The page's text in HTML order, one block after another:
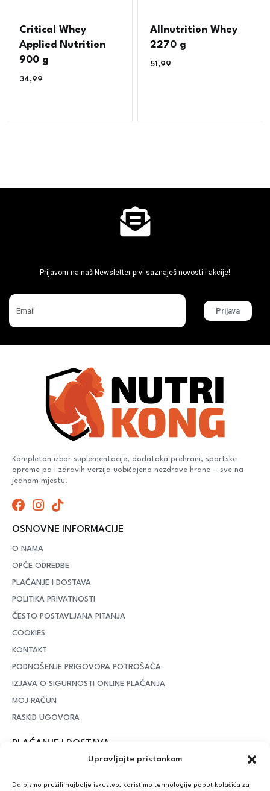
Upravljajte pristankom
Da bismo pružili najbolje iskustvo, koristimo tehnologije poput kolačića za
Critical Whey
Applied Nutrition
900 g
34,99
Allnutrition Whey
2270 g
51,99
Prijavom na naš Newsletter prvi saznaješ novosti i akcije!
Prijava
Kompletan izbor suplementacije, dodataka prehrani, sportske
opreme pa i zdravih verzija uobičajeno nezdrave hrane – sve na
jednom mjestu.
OSNOVNE INFORMACIJE
O NAMA
OPĆE ODREDBE
PLAĆANJE I DOSTAVA
POLITIKA PRIVATNOSTI
ČESTO POSTAVLJANA PITANJA
COOKIES
KONTAKT
PODNOŠENJE PRIGOVORA POTROŠAČA
IZJAVA O SIGURNOSTI ONLINE PLAĆANJA
MOJ RAČUN
RASKID UGOVORA
PLAĆANJE I DOSTAVA
– iznad potrošenih 55 eura dostava je